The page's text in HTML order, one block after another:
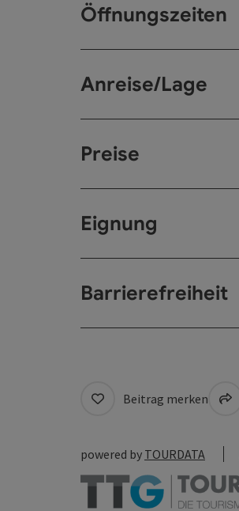
Öffnungszeiten
Anreise/Lage
Preise
Eignung
Barrierefreiheit
Beitrag merken
powered by TOURDATA